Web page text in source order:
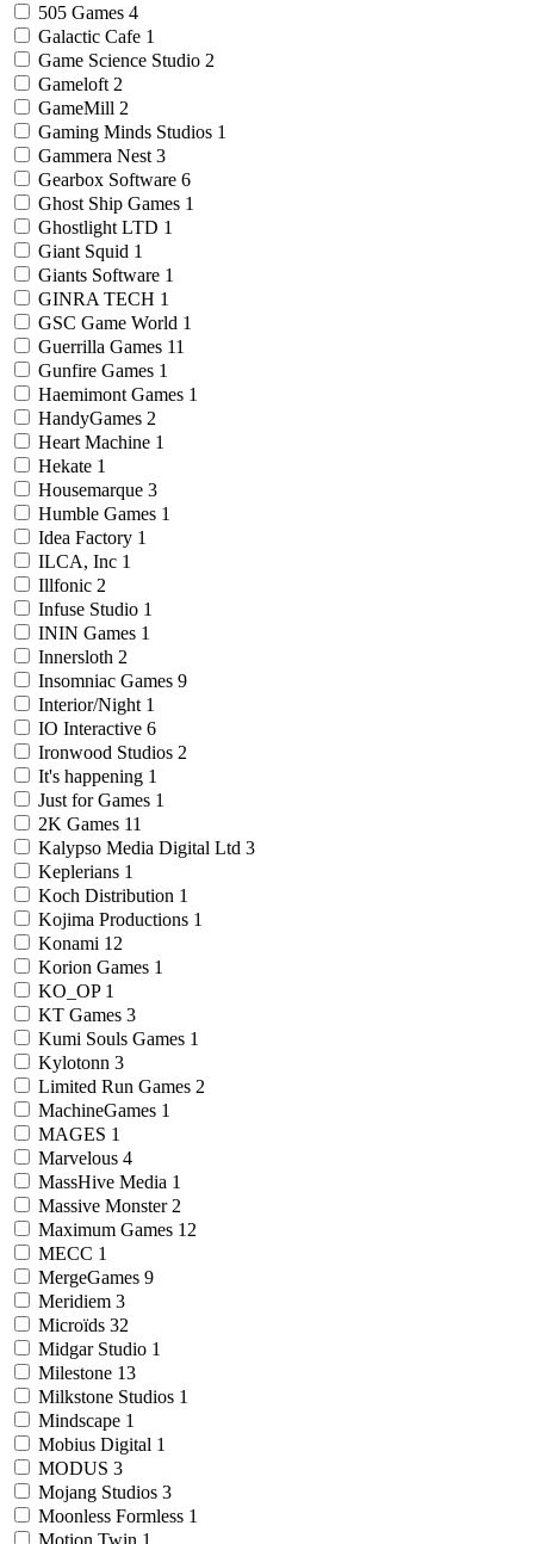
505 Games 4
Galactic Cafe 1
Game Science Studio 2
Gameloft 2
GameMill 2
Gaming Minds Studios 1
Gammera Nest 3
Gearbox Software 6
Ghost Ship Games 1
Ghostlight LTD 1
Giant Squid 1
Giants Software 1
GINRA TECH 1
GSC Game World 1
Guerrilla Games 11
Gunfire Games 1
Haemimont Games 1
HandyGames 2
Heart Machine 1
Hekate 1
Housemarque 3
Humble Games 1
Idea Factory 1
ILCA, Inc 1
Illfonic 2
Infuse Studio 1
ININ Games 1
Innersloth 2
Insomniac Games 9
Interior/Night 1
IO Interactive 6
Ironwood Studios 2
It's happening 1
Just for Games 1
2K Games 11
Kalypso Media Digital Ltd 3
Keplerians 1
Koch Distribution 1
Kojima Productions 1
Konami 12
Korion Games 1
KO_OP 1
KT Games 3
Kumi Souls Games 1
Kylotonn 3
Limited Run Games 2
MachineGames 1
MAGES 1
Marvelous 4
MassHive Media 1
Massive Monster 2
Maximum Games 12
MECC 1
MergeGames 9
Meridiem 3
Microïds 32
Midgar Studio 1
Milestone 13
Milkstone Studios 1
Mindscape 1
Mobius Digital 1
MODUS 3
Mojang Studios 3
Moonless Formless 1
Motion Twin 1